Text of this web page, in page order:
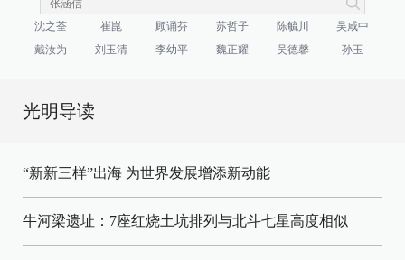
沈之荃 崔崑 顾诵芬 苏哲子 陈毓川
吴咸中
戴汝为
刘玉清 李幼平 魏正耀 吴德馨 孙玉
光明导读
“新新三样”出海 为世界发展增添新动能
牛河梁遗址：7座红烧土坑排列与北斗七星高度相似